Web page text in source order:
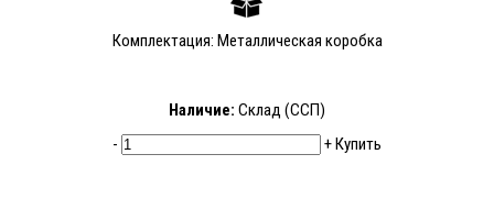
Комплектация: Металлическая коробка
Наличие: Склад (ССП)
-
+Купить